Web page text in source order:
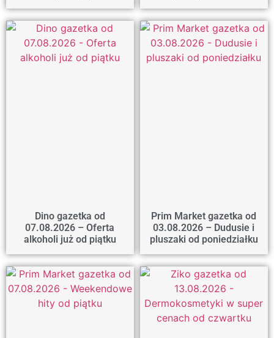
Dino gazetka od
07.08.2026 – Oferta
alkoholi już od piątku
Prim Market gazetka od
03.08.2026 – Dudusie i
pluszaki od poniedziałku